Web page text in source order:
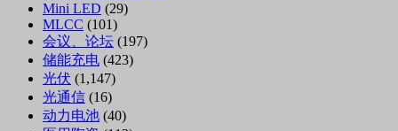
Mini LED (29)
MLCC (101)
会议、论坛 (197)
储能充电 (423)
光伏 (1,147)
光通信 (16)
动力电池 (40)